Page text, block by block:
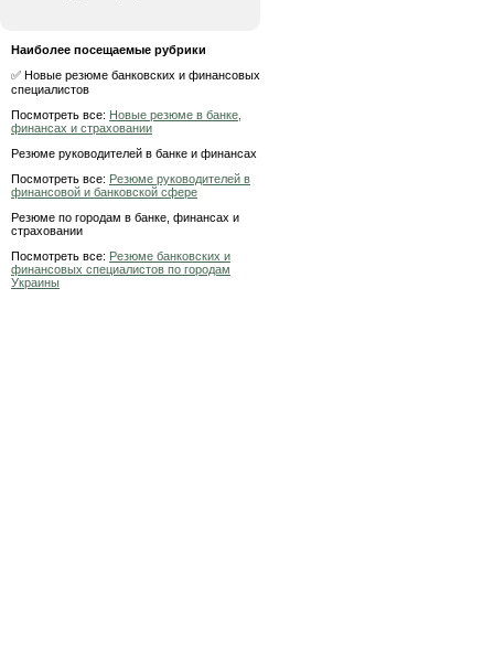
Наиболее посещаемые рубрики
✅ Новые резюме банковских и финансовых
специалистов
Посмотреть все: Новые резюме в банке,
финансах и страховании
Резюме руководителей в банке и финансах
Посмотреть все: Резюме руководителей в
финансовой и банковской сфере
Резюме по городам в банке, финансах и
страховании
Посмотреть все: Резюме банковских и
финансовых специалистов по городам
Украины